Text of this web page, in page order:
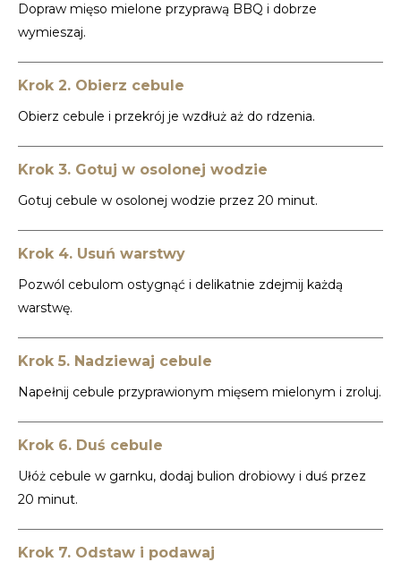
Dopraw mięso mielone przyprawą BBQ i dobrze
wymieszaj.
Krok 2. Obierz cebule
Obierz cebule i przekrój je wzdłuż aż do rdzenia.
Krok 3. Gotuj w osolonej wodzie
Gotuj cebule w osolonej wodzie przez 20 minut.
Krok 4. Usuń warstwy
Pozwól cebulom ostygnąć i delikatnie zdejmij każdą
warstwę.
Krok 5. Nadziewaj cebule
Napełnij cebule przyprawionym mięsem mielonym i zroluj.
Krok 6. Duś cebule
Ułóż cebule w garnku, dodaj bulion drobiowy i duś przez
20 minut.
Krok 7. Odstaw i podawaj